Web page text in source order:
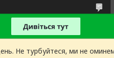
Не турбуйтеся, ми не